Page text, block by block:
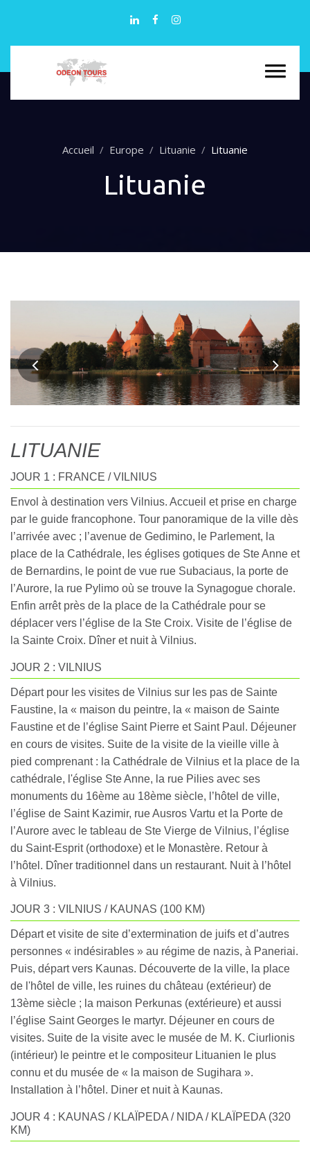
Accueil Europe Lituanie Lituanie
Lituanie
LITUANIE
JOUR 1 : FRANCE / VILNIUS
Envol à destination vers Vilnius. Accueil et prise en charge
par le guide francophone. Tour panoramique de la ville dès
l’arrivée avec ; l’avenue de Gedimino, le Parlement, la
place de la Cathédrale, les églises gotiques de Ste Anne et
de Bernardins, le point de vue rue Subaciaus, la porte de
l’Aurore, la rue Pylimo où se trouve la Synagogue chorale.
Enfin arrêt près de la place de la Cathédrale pour se
déplacer vers l’église de la Ste Croix. Visite de l’église de
la Sainte Croix. Dîner et nuit à Vilnius.
JOUR 2 : VILNIUS
Départ pour les visites de Vilnius sur les pas de Sainte
Faustine, la « maison du peintre, la « maison de Sainte
Faustine et de l’église Saint Pierre et Saint Paul. Déjeuner
en cours de visites. Suite de la visite de la vieille ville à
pied comprenant : la Cathédrale de Vilnius et la place de la
cathédrale, l'église Ste Anne, la rue Pilies avec ses
monuments du 16ème au 18ème siècle, l’hôtel de ville,
l’église de Saint Kazimir, rue Ausros Vartu et la Porte de
l’Aurore avec le tableau de Ste Vierge de Vilnius, l’église
du Saint-Esprit (orthodoxe) et le Monastère. Retour à
l’hôtel. Dîner traditionnel dans un restaurant. Nuit à l’hôtel
à Vilnius.
JOUR 3 : VILNIUS / KAUNAS (100 KM)
Départ et visite de site d’extermination de juifs et d’autres
personnes « indésirables » au régime de nazis, à Paneriai.
Puis, départ vers Kaunas. Découverte de la ville, la place
de l'hôtel de ville, les ruines du château (extérieur) de
13ème siècle ; la maison Perkunas (extérieure) et aussi
l’église Saint Georges le martyr. Déjeuner en cours de
visites. Suite de la visite avec le musée de M. K. Ciurlionis
(intérieur) le peintre et le compositeur Lituanien le plus
connu et du musée de « la maison de Sugihara ».
Installation à l’hôtel. Diner et nuit à Kaunas.
JOUR 4 : KAUNAS / KLAÏPEDA / NIDA / KLAÏPEDA (320
KM)